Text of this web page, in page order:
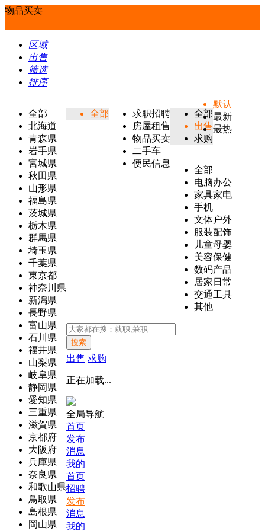
物品买卖
区域
出售
筛选
排序
全部
北海道
青森県
岩手県
宮城県
秋田県
山形県
福島県
茨城県
栃木県
群馬県
埼玉県
千葉県
東京都
神奈川県
新潟県
長野県
富山県
石川県
福井県
山梨県
岐阜県
静岡県
愛知県
三重県
滋賀県
京都府
大阪府
兵庫県
奈良県
和歌山県
鳥取県
島根県
岡山県
全部
求职招聘
房屋租售
物品买卖
二手车
便民信息
全部
出售
求购
全部
电脑办公
家具家电
手机
文体户外
服装配饰
儿童母婴
美容保健
数码产品
居家日常
交通工具
其他
默认
最新
最热
搜索
出售 求购
正在加载...
全局导航
首页
发布
消息
我的
首页
招聘
发布
消息
我的